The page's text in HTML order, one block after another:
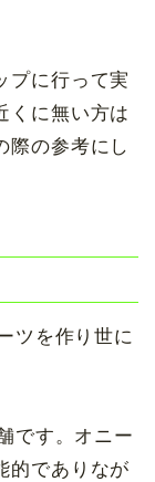
プに行って実
くに無い方は
際の参考にし
ツを作り世に
です。オニー
的でありなが